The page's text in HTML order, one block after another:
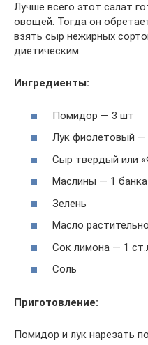
Лучше всего этот салат
овощей. Тогда он
взять сыр нежирных
диетическим.
Ингредиенты:
Помидор — 3 шт
Лук фиолетовый —
Сыр твердый или
Маслины — 1 банка
Зелень
Масло
Сок лимона — 1
Соль
Приготовление:
Помидор и лук нарезать